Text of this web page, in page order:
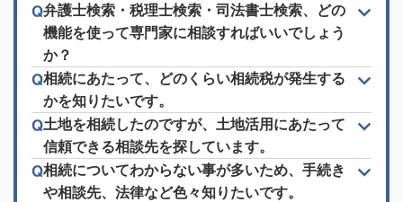
弁護士検索・税理士検索・司法書士検索、どの
機能を使って専門家に相談すればいいでしょう
か？
相続にあたって、どのくらい相続税が発生する
かを知りたいです。
土地を相続したのですが、土地活用にあたって
信頼できる相談先を探しています。
相続についてわからない事が多いため、手続き
や相談先、法律など色々知りたいです。